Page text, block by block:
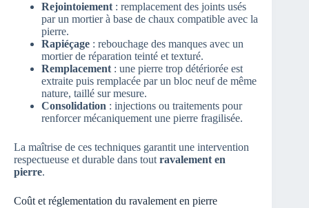
Rejointoiement : remplacement des joints usés
par un mortier à base de chaux compatible avec la
pierre.
Rapiéçage : rebouchage des manques avec un
mortier de réparation teinté et texturé.
Remplacement : une pierre trop détériorée est
extraite puis remplacée par un bloc neuf de même
nature, taillé sur mesure.
Consolidation : injections ou traitements pour
renforcer mécaniquement une pierre fragilisée.
La maîtrise de ces techniques garantit une intervention
respectueuse et durable dans tout ravalement en
pierre.
Coût et réglementation du ravalement en pierre